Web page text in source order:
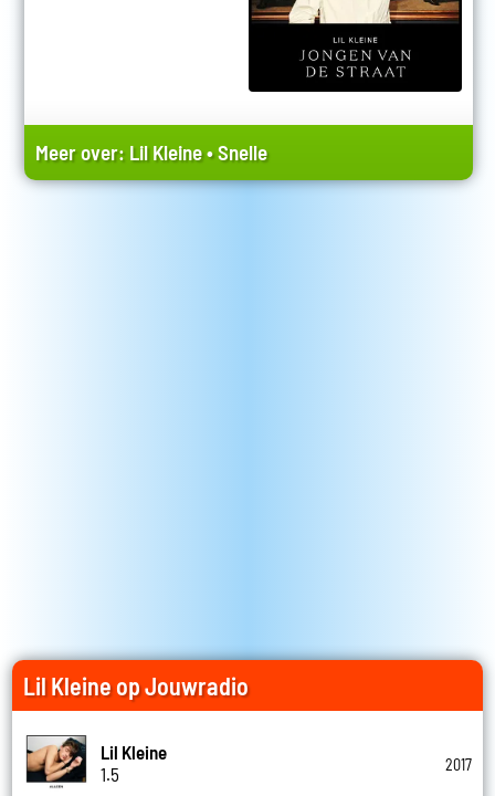
Meer over: Lil Kleine•Snelle
Lil Kleine op Jouwradio
Lil Kleine
1.5
2017